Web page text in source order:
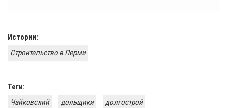
Истории:
Строительство в Перми
Теги:
Чайковский
дольщики долгострой